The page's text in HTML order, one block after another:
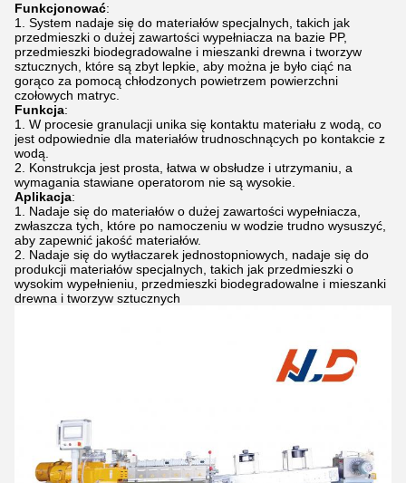
Funkcjonować:
System nadaje się do materiałów specjalnych, takich jak
przedmieszki o dużej zawartości wypełniacza na bazie PP,
przedmieszki biodegradowalne i mieszanki drewna i tworzyw
sztucznych, które są zbyt lepkie, aby można je było ciąć na
gorąco za pomocą chłodzonych powietrzem powierzchni
czołowych matryc.
Funkcja:
W procesie granulacji unika się kontaktu materiału z wodą, co
jest odpowiednie dla materiałów trudnoschnących po kontakcie z
wodą.
Konstrukcja jest prosta, łatwa w obsłudze i utrzymaniu, a
wymagania stawiane operatorom nie są wysokie.
Aplikacja:
Nadaje się do materiałów o dużej zawartości wypełniacza,
zwłaszcza tych, które po namoczeniu w wodzie trudno wysuszyć,
aby zapewnić jakość materiałów.
Nadaje się do wytłaczarek jednostopniowych, nadaje się do
produkcji materiałów specjalnych, takich jak przedmieszki o
wysokim wypełnieniu, przedmieszki biodegradowalne i mieszanki
drewna i tworzyw sztucznych